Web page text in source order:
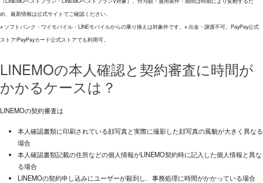
め、最新情報は公式サイトでご確認ください。
※ ソフトバンク・ワイモバイル・LINEモバイルからの乗り換えは対象外です。※ 出金・譲渡不可。PayPay公式
ストア/PayPayカード公式ストアでも利用可。
LINEMOの本人確認と契約審査に時間が
かかるケースは？
LINEMOの契約審査は
本人確認書類に印刷されている顔写真と実際に撮影した顔写真の風貌が大きく異なる
場合
本人確認書類記載の住所などの個人情報がLINEMO契約時に記入した個人情報と異な
る場合
LINEMOの契約申し込みにユーザーが殺到し、事務処理に時間がかかっている場合